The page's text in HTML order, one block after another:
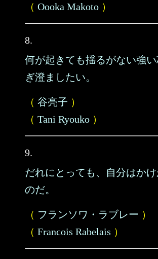
（ Oooka Makoto ）
8.
何が起きても揺るがない強
ぎ澄ましたい。
（ 谷亮子 ）
（ Tani Ryouko ）
9.
だれにとっても、自分はか
のだ。
（ フランソワ・ラブレー ）
（ Francois Rabelais ）